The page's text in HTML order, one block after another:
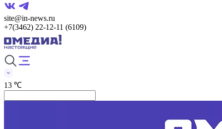
site@in-news.ru
+7(3462) 22-12-11 (6109)
13 ℃